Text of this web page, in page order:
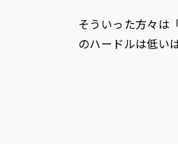
そういった方々は
のハードルは低い